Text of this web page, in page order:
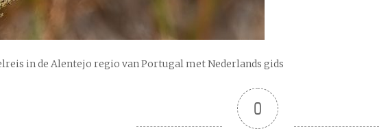
in de Alentejo regio van Portugal met Nederlands gids
0